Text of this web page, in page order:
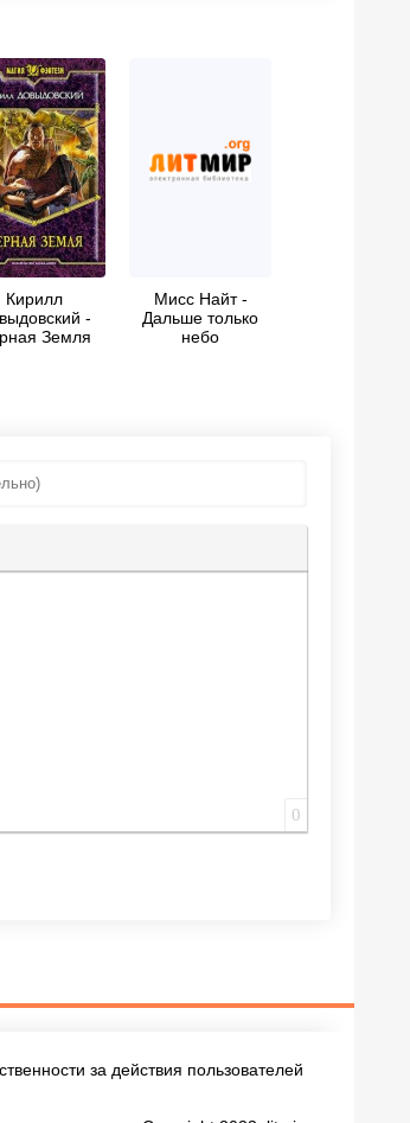
Кирилл
-
Земля
Мисс Найт -
Дальше только
небо
ТЕКСТА
СПОЙЛЕРА
0
за действия пользователей